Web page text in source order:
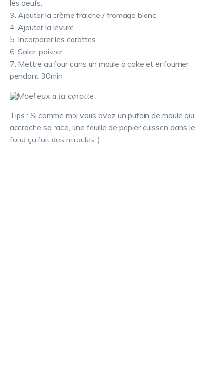
les oeufs.
Ajouter la crème fraiche / fromage blanc
Ajouter la levure
Incorporer les carottes
Saler, poivrer
Mettre au four dans un moule à cake et enfourner
pendant 30min
Tips : Si comme moi vous avez un putain de moule qui
accroche sa race, une feuille de papier cuisson dans le
fond ça fait des miracles :)